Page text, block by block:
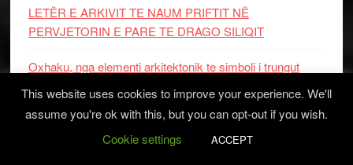
LETËR E ARKIVIT TE NAUM PRIFTIT NË
PERVJETORIN E PARE TE DRAGO SILIQIT
Oxhaku, nga elementi arkitektonik te simboli i trungut
Arbëreshët si model evropian i mbrojtjes së identitetit
This website uses cookies to improve your experience. We'll
assume you're ok with this, but you can opt-out if you wish.
Cookie settings
ACCEPT